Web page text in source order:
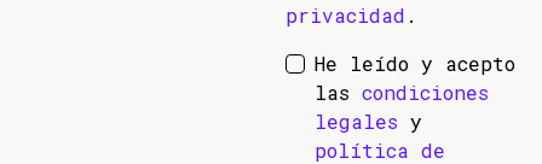
privacidad .
He leído y acepto
las condiciones
legales y
política de